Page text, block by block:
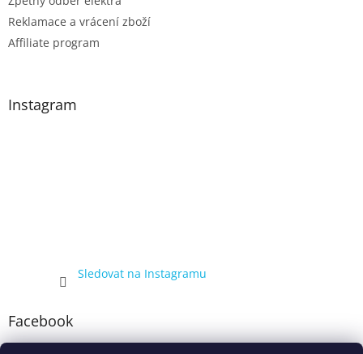
Reklamace a vrácení zboží
Affiliate program
Instagram
Sledovat na Instagramu
Facebook